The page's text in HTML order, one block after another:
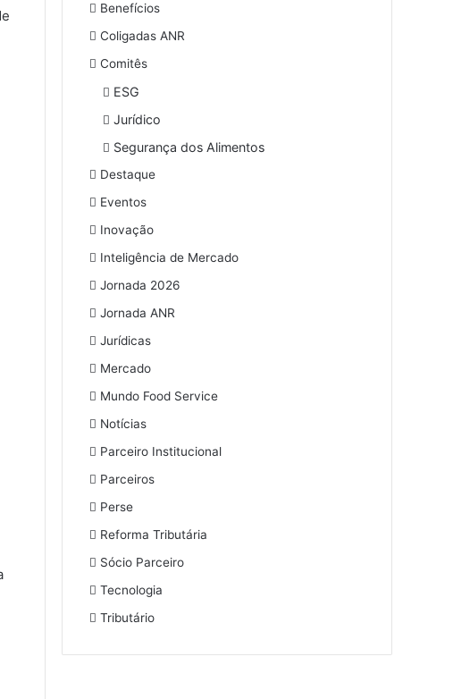
Benefícios
Coligadas ANR
Comitês
ESG
Jurídico
Segurança dos Alimentos
Destaque
Eventos
Inovação
Inteligência de Mercado
Jornada 2026
Jornada ANR
Jurídicas
Mercado
Mundo Food Service
Notícias
Parceiro Institucional
Parceiros
Perse
Reforma Tributária
Sócio Parceiro
Tecnologia
Tributário